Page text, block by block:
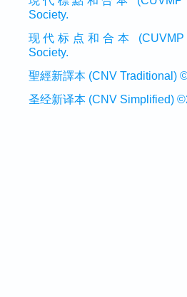
Society.
现代标点和合本 (CUVMP
Society.
聖經新譯本 (CNV Traditional)
圣经新译本 (CNV Simplified)